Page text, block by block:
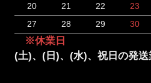
20
21 22 23
27
28 29 30
※休業日
(土)、(日)、(水)、祝日の発送